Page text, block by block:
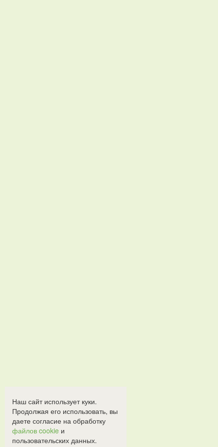
Наш сайт использует куки.
Продолжая его использовать, вы
даете согласие на обработку
файлов cookie и
пользовательских данных.